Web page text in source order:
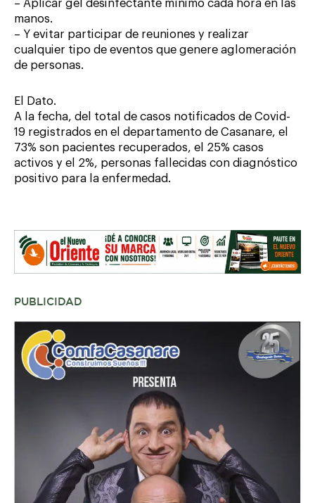
– Aplicar gel desinfectante mínimo cada hora en las
manos.
– Y evitar participar de reuniones y realizar
cualquier tipo de eventos que genere aglomeración
de personas.
El Dato.
A la fecha, del total de casos notificados de Covid-
19 registrados en el departamento de Casanare, el
73% son pacientes recuperados, el 25% casos
activos y el 2%, personas fallecidas con diagnóstico
positivo para la enfermedad.
PUBLICIDAD